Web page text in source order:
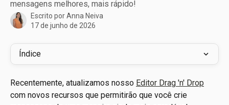
mensagens melhores, mais rápido!
Escrito porAnna Neiva
17 de junho de 2026
Índice
Recentemente, atualizamos nosso Editor Drag 'n' Drop
com novos recursos que permitirão que você crie